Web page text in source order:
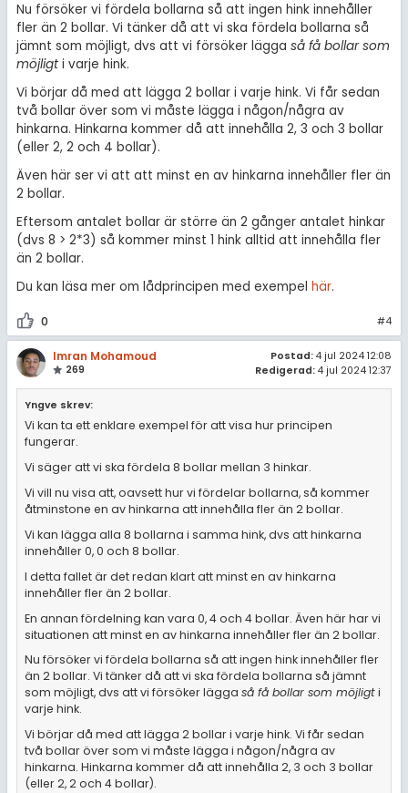
Nu försöker vi fördela bollarna så att ingen hink innehåller
fler än 2 bollar. Vi tänker då att vi ska fördela bollarna så
jämnt som möjligt, dvs att vi försöker lägga så få bollar som
möjligti varje hink.
Vi börjar då med att lägga 2 bollar i varje hink. Vi får sedan
två bollar över som vi måste lägga i någon/några av
hinkarna. Hinkarna kommer då att innehålla 2, 3 och 3 bollar
(eller 2, 2 och 4 bollar).
Även här ser vi att att minst en av hinkarna innehåller fler än
2 bollar.
Eftersom antalet bollar är större än 2 gånger antalet hinkar
(dvs 8 > 2*3) så kommer minst 1 hink alltid att innehålla fler
än 2 bollar.
Du kan läsa mer om lådprincipen med exempel här.
0 #4
Imran Mohamoud
269
Postad: 4 jul 2024 12:08
Redigerad: 4 jul 2024 12:37
Yngve skrev:
Vi kan ta ett enklare exempel för att visa hur principen
fungerar.
Vi säger att vi ska fördela 8 bollar mellan 3 hinkar.
Vi vill nu visa att, oavsett hur vi fördelar bollarna, så kommer
åtminstone en av hinkarna att innehålla fler än 2 bollar.
Vi kan lägga alla 8 bollarna i samma hink, dvs att hinkarna
innehåller 0, 0 och 8 bollar.
I detta fallet är det redan klart att minst en av hinkarna
innehåller fler än 2 bollar.
En annan fördelning kan vara 0, 4 och 4 bollar. Även här har vi
situationen att minst en av hinkarna innehåller fler än 2 bollar.
Nu försöker vi fördela bollarna så att ingen hink innehåller fler
än 2 bollar. Vi tänker då att vi ska fördela bollarna så jämnt
som möjligt, dvs att vi försöker lägga så få bollar som möjligti
varje hink.
Vi börjar då med att lägga 2 bollar i varje hink. Vi får sedan
två bollar över som vi måste lägga i någon/några av
hinkarna. Hinkarna kommer då att innehålla 2, 3 och 3 bollar
(eller 2, 2 och 4 bollar).